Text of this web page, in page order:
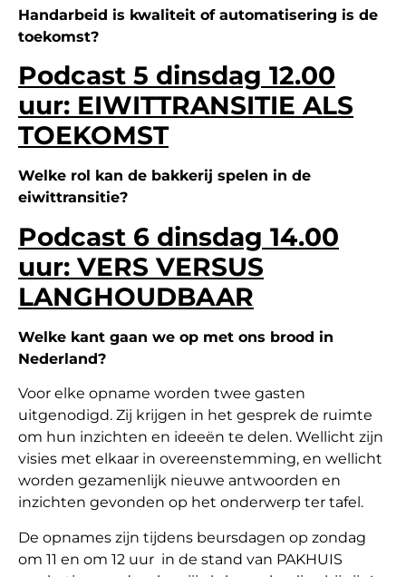
Handarbeid is kwaliteit of automatisering is de
toekomst?
Podcast 5 dinsdag 12.00
uur: EIWITTRANSITIE ALS
TOEKOMST
Welke rol kan de bakkerij spelen in de
eiwittransitie?
Podcast 6 dinsdag 14.00
uur: VERS VERSUS
LANGHOUDBAAR
Welke kant gaan we op met ons brood in
Nederland?
Voor elke opname worden twee gasten
uitgenodigd. Zij krijgen in het gesprek de ruimte
om hun inzichten en ideeën te delen. Wellicht zijn
visies met elkaar in overeenstemming, en wellicht
worden gezamenlijk nieuwe antwoorden en
inzichten gevonden op het onderwerp ter tafel.
De opnames zijn tijdens beursdagen op zondag
om 11 en om 12 uur in de stand van PAKHUIS